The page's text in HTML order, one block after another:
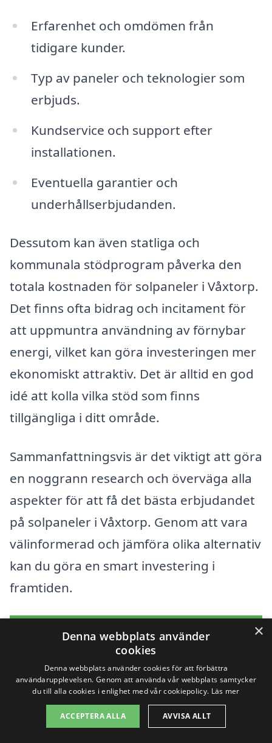
Erfarenhet och omdömen från
tidigare kunder.
Typ av paneler och teknologier som
erbjuds.
Kundservice och support efter
installationen.
Eventuella garantier och
underhållserbjudanden.
Dessutom kan även statliga och
kommunala stödprogram påverka den
totala kostnaden för solpaneler i Våxtorp.
Det finns ofta bidrag och incitament för
att uppmuntra användning av förnybar
energi, vilket kan göra investeringen mer
ekonomiskt attraktiv. Det är alltid en god
idé att kolla vilka stöd som finns
tillgängliga i ditt område.
Sammanfattningsvis är det viktigt att göra
en noggrann research och överväga alla
aspekter för att få det bästa erbjudandet
på solpaneler i Våxtorp. Genom att vara
välinformerad och jämföra olika alternativ
kan du göra en smart investering i
framtiden.
Få 3 erbjudanden, gratis och utan
Sök efter en
×
Denna webbplats använder
cookies
Denna webbplats använder cookies för att förbättra
användarupplevelsen. Genom att använda vår webbplats samtycker
du till alla cookies i enlighet med vår cookiepolicy. Läs mer
ACCEPTERA ALLA AVVISA ALLT